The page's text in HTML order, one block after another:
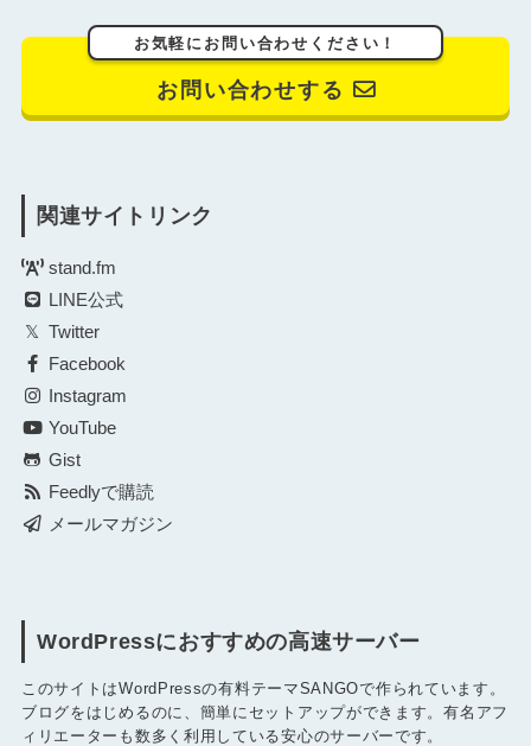
お気軽にお問い合わせください！
お問い合わせする
関連サイトリンク
stand.fm
LINE公式
Twitter
Facebook
Instagram
YouTube
Gist
Feedlyで購読
メールマガジン
WordPressにおすすめの高速サーバー
このサイトはWordPressの有料テーマSANGOで作られています。
ブログをはじめるのに、簡単にセットアップができます。有名アフ
ィリエーターも数多く利用している安心のサーバーです。